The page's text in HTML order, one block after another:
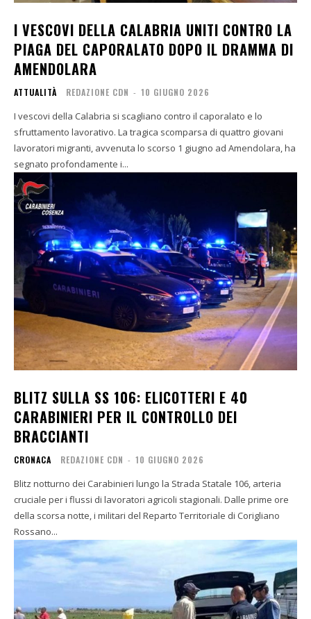
I VESCOVI DELLA CALABRIA UNITI CONTRO LA
PIAGA DEL CAPORALATO DOPO IL DRAMMA DI
AMENDOLARA
ATTUALITÀ REDAZIONE CDN - 10 GIUGNO 2026
I vescovi della Calabria si scagliano contro il caporalato e lo
sfruttamento lavorativo. La tragica scomparsa di quattro giovani
lavoratori migranti, avvenuta lo scorso 1 giugno ad Amendolara, ha
segnato profondamente i...
BLITZ SULLA SS 106: ELICOTTERI E 40
CARABINIERI PER IL CONTROLLO DEI
BRACCIANTI
CRONACA REDAZIONE CDN - 10 GIUGNO 2026
Blitz notturno dei Carabinieri lungo la Strada Statale 106, arteria
cruciale per i flussi di lavoratori agricoli stagionali. Dalle prime ore
della scorsa notte, i militari del Reparto Territoriale di Corigliano
Rossano...